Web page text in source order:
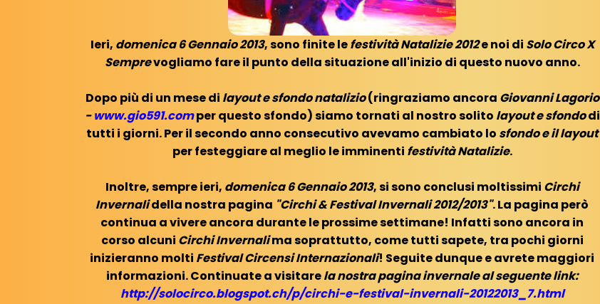
Ieri, domenica 6 Gennaio 2013, sono finite lefestività Natalizie 2012e noi di Solo Circo X
Semprevogliamo fare il punto della situazione all'inizio di questo nuovo anno.
Dopo più di un mese di layout e sfondo natalizio(ringraziamo ancora Giovanni Lagorio
-www.gio591.comper questo sfondo) siamo tornati al nostro solito layout e sfondodi
tutti i giorni. Per il secondo anno consecutivo avevamo cambiato lo sfondo e il layout
per festeggiare al meglio le imminenti festività Natalizie.
Inoltre, sempre ieri, domenica 6 Gennaio 2013, si sono conclusi moltissimi Circhi
Invernalidella nostra pagina "Circhi & Festival Invernali 2012/2013". La pagina però
continua a vivere ancora durante le prossime settimane! Infatti sono ancora in
corso alcuni Circhi Invernalima soprattutto, come tutti sapete, tra pochi giorni
inizieranno molti Festival Circensi Internazionali! Seguite dunque e avrete maggiori
informazioni. Continuate a visitarela nostra pagina invernale al seguente link:
http://solocirco.blogspot.ch/p/circhi-e-festival-invernali-20122013_7.html